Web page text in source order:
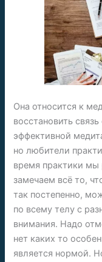
Она относится к
восстановить
эффективной
но любители
время практики мы
замечаем всё то,
так постепенно,
по всему телу с
внимания. Надо
нет каких то
является нормой.